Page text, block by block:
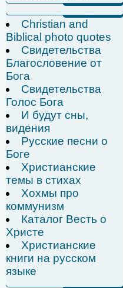
Christian and
Biblical photo quotes
Свидетельства
Благословение от
Бога
Свидетельства
Голос Бога
И будут сны,
видения
Русские песни о
Боге
Христианские
темы в стихах
Хохмы про
коммунизм
Каталог Весть о
Христе
Христианские
книги на русском
языке